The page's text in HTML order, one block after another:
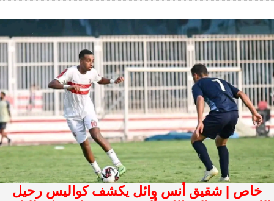
خاص | شقيق أنس وائل يكشف كواليس رحيل